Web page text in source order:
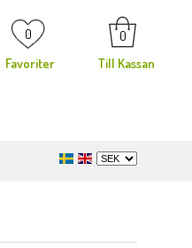
0
Favoriter
0
Till Kassan